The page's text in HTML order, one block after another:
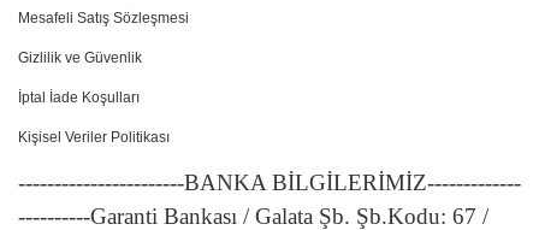
Mesafeli Satış Sözleşmesi
Gizlilik ve Güvenlik
İptal İade Koşulları
Kişisel Veriler Politikası
-----------------------BANKA BİLGİLERİMİZ-------------
----------Garanti Bankası / Galata Şb. Şb.Kodu: 67 /